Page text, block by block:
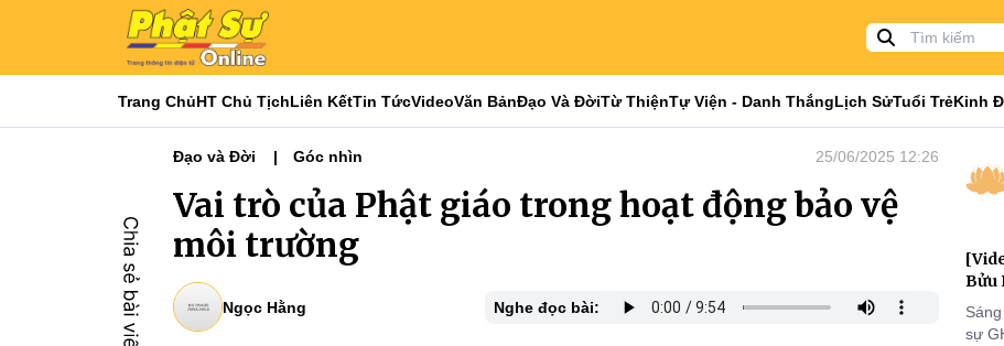
Trang ChủHT Chủ TịchLiên KếtTin TứcVideoVăn BảnĐạo Và ĐờiTừ ThiệnTự Viện - Danh ThắngLịch SửTuổi TrẻKinh
Đạo và Đời Góc nhìn 25/06/2025 12:26
Vai trò của Phật giáo trong hoạt động bảo vệ
môi trường
Ngọc Hằng Nghe đọc bài:
Bửu
sự